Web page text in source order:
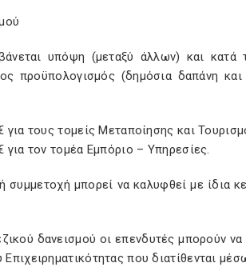
υπόψη (μεταξύ άλλων) και
προϋπολογισμός (δημόσια δαπάνη
τους τομείς Μεταποίησης και
τον τομέα Εμπόριο – Υπηρεσίες.
συμμετοχή μπορεί να καλυφθεί με
δανεισμού οι επενδυτές μπορούν να
που διατίθενται